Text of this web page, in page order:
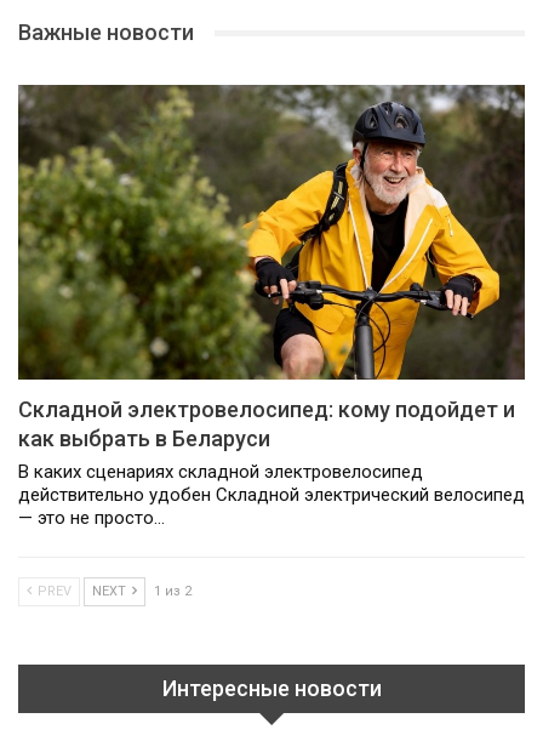
Важные новости
Складной электровелосипед: кому подойдет и
как выбрать в Беларуси
В каких сценариях складной электровелосипед
действительно удобен Складной электрический велосипед
— это не просто…
PREV NEXT 1 из 2
Интересные новости